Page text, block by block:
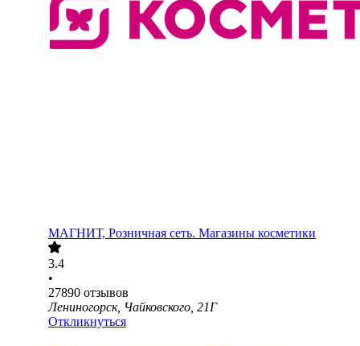
МАГНИТ, Розничная сеть. Магазины косметики
3.4
•
27890 отзывов
Лениногорск, Чайковского, 21Г
Откликнуться